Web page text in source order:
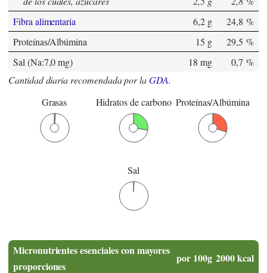
Fibra alimentaria
6,2 g
24,8 %
Proteínas/Albúmina
15 g
29,5 %
Sal (Na:7,0 mg)
18 mg
0,7 %
Cantidad diaria recomendada por laGDA.
Grasas
Hidratos de carbono Proteínas/Albúmina
Sal
Micronutrientes esenciales con mayores
proporciones
por 100g 2000 kcal